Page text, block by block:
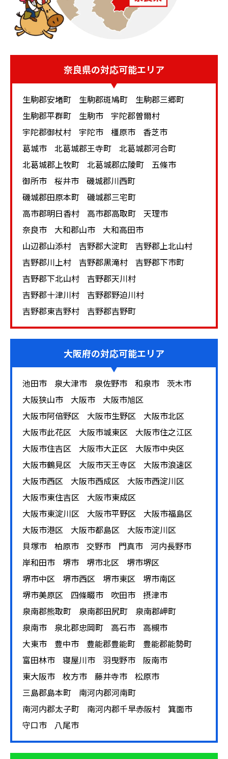
より、万能タイプのブックシェルフ型で十分と考えるケ
ースが多くなるのです。ブックシェルフ型であれば仕事
机に置くことも可能ですし、書斎のサイドボードにも置
軽に設置できます。このように万能タイプとしての使い
勝手から人気なのがブックシェルフ型になります。
音質を追求するトールボーイ型・フロア
型スピーカー
一方で音質を追求する場合は、やはりトールボーイ型や
フロア型が選ばれます。トールボーイ型とフロア型はそ
もそもの価格がブックシェルフ型よりも高いケースが多
需要が分かれるアクティブスピーカーと
パッシブスピーカー
アクティブスピーカーとパッシブスピーカーでは需要が
分かれる傾向があります。パソコンやテレビの音の質を
手軽に高めたい場合はサイズも小さいアクティブスピー
カーが選ばれるケースが多いです。一方で音楽愛好家の
ようにプレーヤーやアンプと組み合わせて好みの音を追
求する際はパッシブスピーカーが選ばれます。
中古市場では人気メーカーと古い名機の
需要が高い
このように様々な用途で需要の高いスピーカーですが、
市場では安価な新製品の製造も活発です。特に外国製の
スピーカーは高価なものと安価なものが極端に分かれる
経過とともに市場価格が下がっていきます。
一方で過去に名機と呼ばれた製品はプレミアのついた価
格を維持しています。そのためお手元に最新機種でない
スピーカーが使われずに眠っている場合は、早めに売却
した方が買取価格は高くなります。
ィンテージの高価なスピーカー以外は手元にとどめる期
間が長くなるほど買取価格が下がると考えて問題ありま
せん。
使わなくなったスピーカーはぜひ査定を
ご依頼ください！
以上のようにスピーカーは今も新しい製品がどんどん作
られる音響機器です。そのため市場において需要のある
製品の入れ替わりも早くなります。一方で、様々な用途
で常に需要のある音響機器であるため一定の買取価格が
つく製品が多いです。すでに製造されておらず、プレミ
アのついたものは高価買取も期待できます。ご自宅で使
われずに眠っているスピーカーがある場合は各種プレー
奈良県の対応可能エリア
生駒郡安堵町 生駒郡斑鳩町
生駒郡三郷町
生駒郡平群町
生駒市
宇陀郡曽爾村
宇陀郡御杖村
宇陀市 橿原市
香芝市
葛城市
北葛城郡王寺町
北葛城郡河合町
北葛城郡上牧町
北葛城郡広陵町
五條市
御所市
桜井市
磯城郡川西町
磯城郡田原本町
磯城郡三宅町
高市郡明日香村
高市郡高取町
天理市
奈良市
大和郡山市
大和高田市
山辺郡山添村
吉野郡大淀町
吉野郡上北山村
吉野郡川上村
吉野郡黒滝村
吉野郡下市町
吉野郡下北山村
吉野郡天川村
吉野郡十津川村
吉野郡野迫川村
吉野郡東吉野村
吉野郡吉野町
大阪府の対応可能エリア
池田市 泉大津市 泉佐野市 和泉市
茨木市
大阪狭山市
大阪市
大阪市旭区
大阪市阿倍野区
大阪市生野区
大阪市北区
大阪市此花区
大阪市城東区
大阪市住之江区
大阪市住吉区
大阪市大正区
大阪市中央区
大阪市鶴見区
大阪市天王寺区
大阪市浪速区
大阪市西区
大阪市西成区
大阪市西淀川区
大阪市東住吉区
大阪市東成区
大阪市東淀川区
大阪市平野区
大阪市福島区
大阪市港区
大阪市都島区
大阪市淀川区
貝塚市
柏原市 交野市 門真市
河内長野市
岸和田市
堺市 堺市北区
堺市堺区
堺市中区
堺市西区 堺市東区
堺市南区
堺市美原区
四條畷市 吹田市
摂津市
泉南郡熊取町
泉南郡田尻町
泉南郡岬町
泉南市
泉北郡忠岡町 高石市
高槻市
大東市
豊中市 豊能郡豊能町
豊能郡能勢町
富田林市
寝屋川市 羽曳野市
阪南市
東大阪市
枚方市 藤井寺市
松原市
三島郡島本町
南河内郡河南町
南河内郡太子町
南河内郡千早赤阪村
箕面市
守口市
八尾市